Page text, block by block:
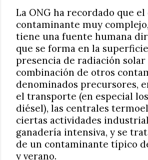
La ONG ha recordado que el
contaminante muy
tiene una fuente humana
que se forma en la
presencia de radiación solar
combinación de otros
denominados precursores,
el transporte (en especial
diésel), las centrales
ciertas actividades
ganadería intensiva, y se
de un contaminante típico
y verano.